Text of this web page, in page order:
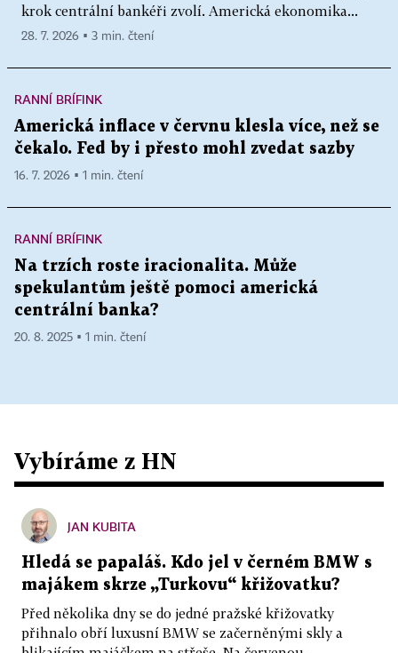
krok centrální bankéři zvolí. Americká ekonomika...
28. 7. 2026 ▪ 3 min. čtení
RANNÍ BRÍFINK
Americká inflace v červnu klesla více, než se
čekalo. Fed by i přesto mohl zvedat sazby
16. 7. 2026 ▪ 1 min. čtení
RANNÍ BRÍFINK
Na trzích roste iracionalita. Může
spekulantům ještě pomoci americká
centrální banka?
20. 8. 2025 ▪ 1 min. čtení
Vybíráme z HN
JAN KUBITA
Hledá se papaláš. Kdo jel v černém BMW s
majákem skrze „Turkovu“ křižovatku?
Před několika dny se do jedné pražské křižovatky
přihnalo obří luxusní BMW se začerněnými skly a